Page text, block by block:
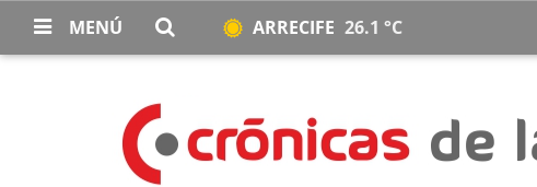
MENÚ ARRECIFE 26.1 °C